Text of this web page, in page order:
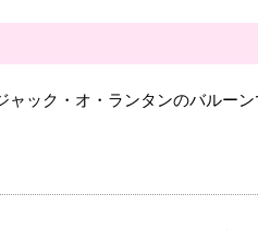
ャック・オ・ランタンのバルー